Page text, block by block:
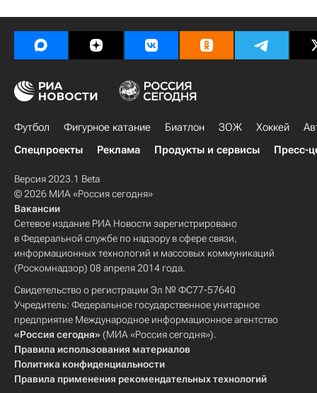
Футбол Фигурное катание Биатлон ЗОЖ Хоккей
Спецпроекты
Реклама Продукты и сервисы Пресс-
Версия 2023.1 Beta
© 2026 МИА «Россия сегодня»
Вакансии
Сетевое издание РИА Новости зарегистрировано
в Федеральной службе по надзору в сфере связи,
информационных технологий и массовых коммуникаций
(Роскомнадзор) 08 апреля 2014 года.
Свидетельство о регистрации Эл № ФС77-57640
Учредитель: Федеральное государственное унитарное
предприятие Международное информационное агентство
«Россия сегодня» (МИА «Россия сегодня»).
Правила использования материалов
Политика конфиденциальности
Правила применения рекомендательных технологий